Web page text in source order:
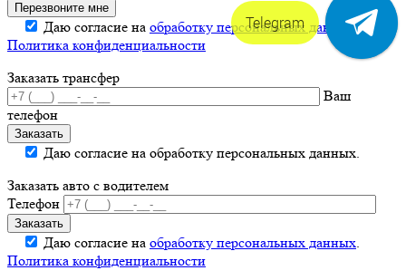
Даю согласие на обработку персональных данных.
Политика конфиденциальности
Заказать трансфер
Ваш
телефон
Даю согласие на обработку персональных данных.
Заказать авто с водителем
Телефон
Даю согласие на обработку персональных данных.
Политика конфиденциальности
Telegram